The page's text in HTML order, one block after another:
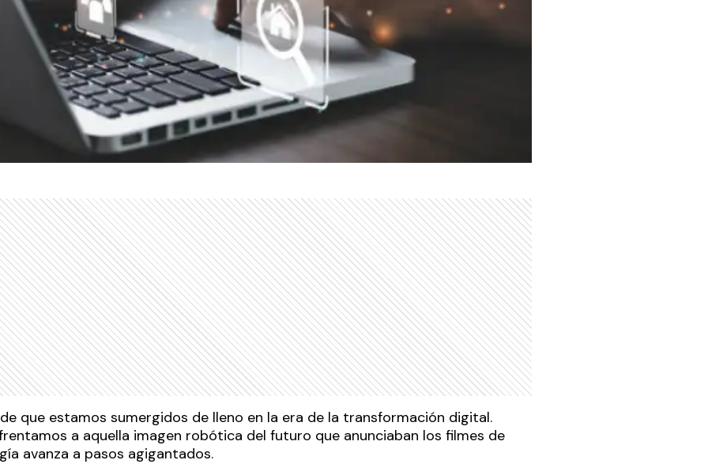
que estamos sumergidos de lleno en la era de la transformación digital.
a aquella imagen robótica del futuro que anunciaban los filmes de
avanza a pasos agigantados.